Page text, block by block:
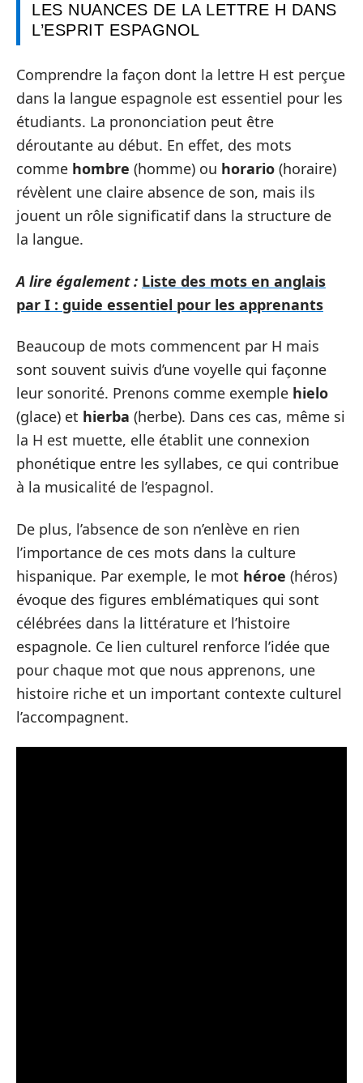
LES NUANCES DE LA LETTRE H DANS
L’ESPRIT ESPAGNOL
Comprendre la façon dont la lettre H est perçue
dans la langue espagnole est essentiel pour les
étudiants. La prononciation peut être
déroutante au début. En effet, des mots
comme hombre (homme) ou horario (horaire)
révèlent une claire absence de son, mais ils
jouent un rôle significatif dans la structure de
la langue.
A lire également : Liste des mots en anglais
par I : guide essentiel pour les apprenants
Beaucoup de mots commencent par H mais
sont souvent suivis d’une voyelle qui façonne
leur sonorité. Prenons comme exemple hielo
(glace) et hierba (herbe). Dans ces cas, même si
la H est muette, elle établit une connexion
phonétique entre les syllabes, ce qui contribue
à la musicalité de l’espagnol.
De plus, l’absence de son n’enlève en rien
l’importance de ces mots dans la culture
hispanique. Par exemple, le mot héroe (héros)
évoque des figures emblématiques qui sont
célébrées dans la littérature et l’histoire
espagnole. Ce lien culturel renforce l’idée que
pour chaque mot que nous apprenons, une
histoire riche et un important contexte culturel
l’accompagnent.